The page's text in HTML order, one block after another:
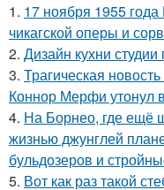
1. 17 ноября 1955
чикагской оперы и
2. Дизайн кухни
3. Трагическая
Коннор Мерфи утонул
4. На Борнео, где ещё
жизнью джунглей
бульдозеров и
5. Вот как раз такой